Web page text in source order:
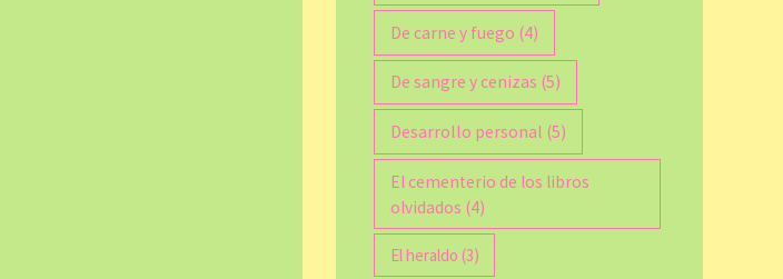
De carne y fuego (4)
De sangre y cenizas (5)
Desarrollo personal (5)
El cementerio de los libros
olvidados (4)
El heraldo (3)